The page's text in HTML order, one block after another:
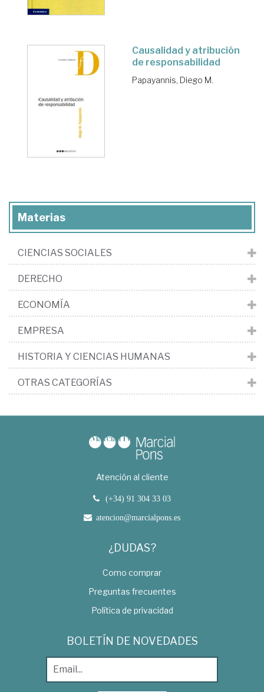
Causalidad y atribución
de responsabilidad
Papayannis, Diego M.
Materias
CIENCIAS SOCIALES
DERECHO
ECONOMÍA
EMPRESA
HISTORIA Y CIENCIAS HUMANAS
OTRAS CATEGORÍAS
Atención al cliente
(+34) 91 304 33 03
atencion@marcialpons.es
¿DUDAS?
Como comprar
Preguntas frecuentes
Política de privacidad
BOLETÍN DE NOVEDADES